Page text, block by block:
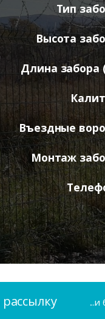
Тип
Высота
Длина забора
Въездные
Монтаж
...и